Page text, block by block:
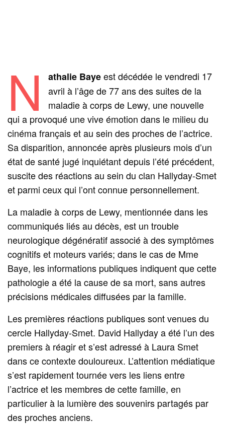
N athalie Bayeest décédée le vendredi 17
avril à l’âge de 77 ans des suites de la
maladie à corps de Lewy, une nouvelle
qui a provoqué une vive émotion dans le milieu du
cinéma français et au sein des proches de l’actrice.
Sa disparition, annoncée après plusieurs mois d’un
état de santé jugé inquiétant depuis l’été précédent,
suscite des réactions au sein du clan Hallyday‑Smet
et parmi ceux qui l’ont connue personnellement.
La maladie à corps de Lewy, mentionnée dans les
communiqués liés au décès, est un trouble
neurologique dégénératif associé à des symptômes
cognitifs et moteurs variés; dans le cas de Mme
Baye, les informations publiques indiquent que cette
pathologie a été la cause de sa mort, sans autres
précisions médicales diffusées par la famille.
Les premières réactions publiques sont venues du
cercle Hallyday‑Smet. David Hallyday a été l’un des
premiers à réagir et s’est adressé à Laura Smet
dans ce contexte douloureux. L’attention médiatique
s’est rapidement tournée vers les liens entre
l’actrice et les membres de cette famille, en
particulier à la lumière des souvenirs partagés par
des proches anciens.